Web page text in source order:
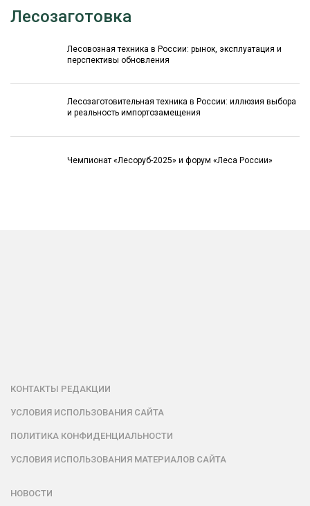
Лесозаготовка
Лесовозная техника в России: рынок, эксплуатация и
перспективы обновления
Лесозаготовительная техника в России: иллюзия выбора
и реальность импортозамещения
Чемпионат «Лесоруб-2025» и форум «Леса России»
КОНТАКТЫ РЕДАКЦИИ
УСЛОВИЯ ИСПОЛЬЗОВАНИЯ САЙТА
ПОЛИТИКА КОНФИДЕНЦИАЛЬНОСТИ
УСЛОВИЯ ИСПОЛЬЗОВАНИЯ МАТЕРИАЛОВ САЙТА
НОВОСТИ